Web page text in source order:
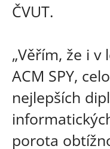
ČVUT.
„Věřím, že i
ACM SPY,
nejlepších
porota